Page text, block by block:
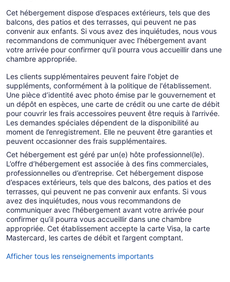
Cet hébergement dispose d’espaces extérieurs, tels que des
balcons, des patios et des terrasses, qui peuvent ne pas
convenir aux enfants. Si vous avez des inquiétudes, nous vous
recommandons de communiquer avec l’hébergement avant
votre arrivée pour confirmer qu’il pourra vous accueillir dans une
chambre appropriée.
Les clients supplémentaires peuvent faire l'objet de
suppléments, conformément à la politique de l'établissement.
Une pièce d’identité avec photo émise par le gouvernement et
un dépôt en espèces, une carte de crédit ou une carte de débit
pour couvrir les frais accessoires peuvent être requis à l’arrivée.
Les demandes spéciales dépendent de la disponibilité au
moment de l’enregistrement. Elle ne peuvent être garanties et
peuvent occasionner des frais supplémentaires.
Cet hébergement est géré par un(e) hôte professionnel(le).
L’offre d’hébergement est associée à des fins commerciales,
professionnelles ou d’entreprise. Cet hébergement dispose
d’espaces extérieurs, tels que des balcons, des patios et des
terrasses, qui peuvent ne pas convenir aux enfants. Si vous
avez des inquiétudes, nous vous recommandons de
communiquer avec l’hébergement avant votre arrivée pour
confirmer qu’il pourra vous accueillir dans une chambre
appropriée. Cet établissement accepte la carte Visa, la carte
Mastercard, les cartes de débit et l’argent comptant.
Afficher tous les renseignements importants